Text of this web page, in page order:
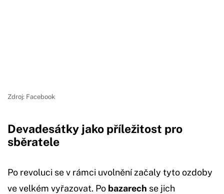
Zdroj: Facebook
Devadesátky jako příležitost pro
sběratele
Po revoluci se v rámci uvolnění začaly tyto ozdoby
ve velkém vyřazovat. Po bazarech se jich